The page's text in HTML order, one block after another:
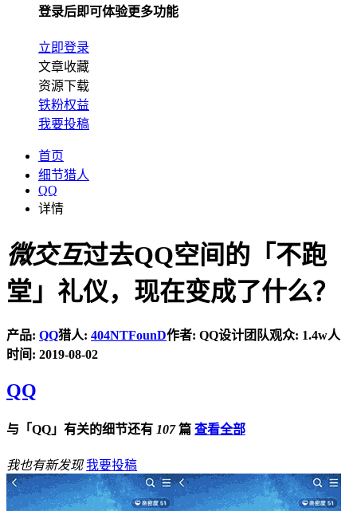
登录后即可体验更多功能
立即登录
文章收藏
资源下载
铁粉权益
我要投稿
首页
细节猎人
QQ
详情
微交互过去QQ空间的「不跑
堂」礼仪，现在变成了什么？
产品: QQ猎人: 404NTFounD作者: QQ设计团队观众: 1.4w人
时间: 2019-08-02
QQ
与「QQ」有关的细节还有 107篇 查看全部
我也有新发现 我要投稿